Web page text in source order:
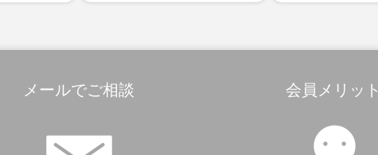
メールでご相談 会員メリット